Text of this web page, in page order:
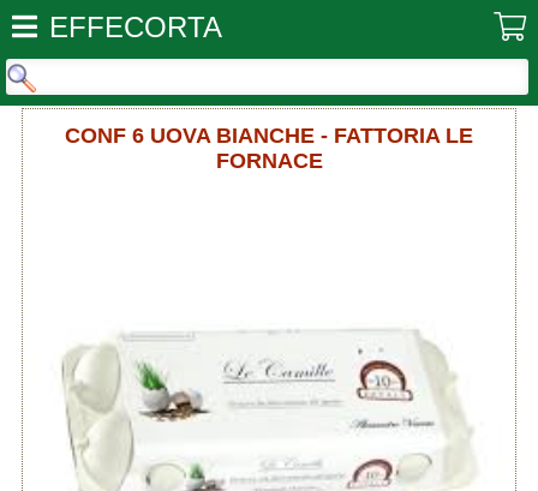
EFFECORTA
CONF 6 UOVA BIANCHE - FATTORIA LE
FORNACE